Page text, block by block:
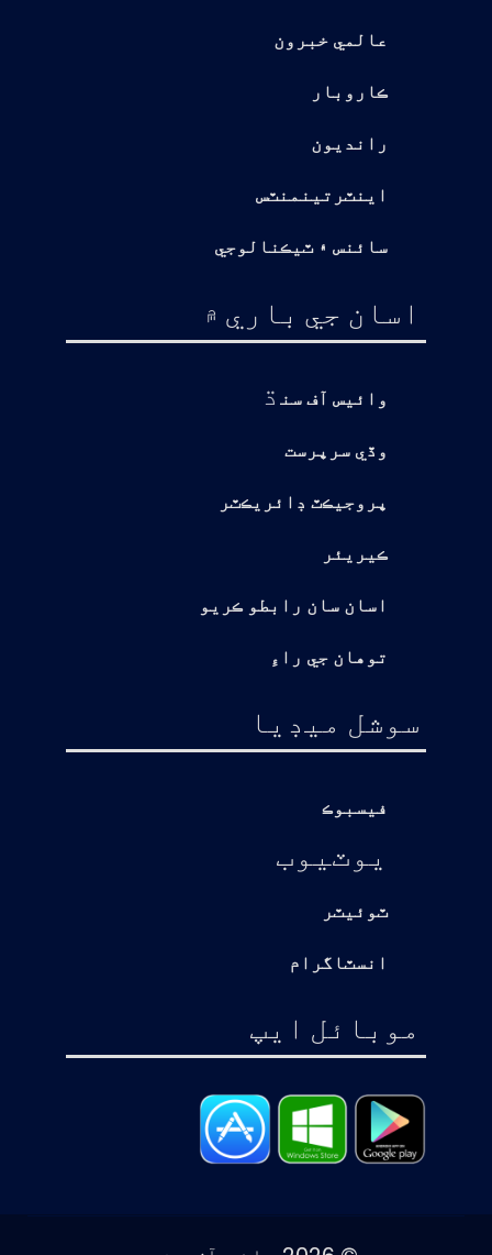
عالمي خبرون
ڪاروبار
رانديون
اينٽرتينمنٽس
سائنس ۽ ٽيڪنالوجي
اسان جي باري ۾
وائيس آف سن ڌ
وڏي سرپرست
پروجيڪٽ ڊائريڪٽر
ڪيريئر
اسان سان رابطو ڪريو
توهان جي راءِ
سوشل ميڊيا
فيسبوڪ
يوٽيوب
ٽوئيٽر
انسٽاگرام
موبائل ايپ